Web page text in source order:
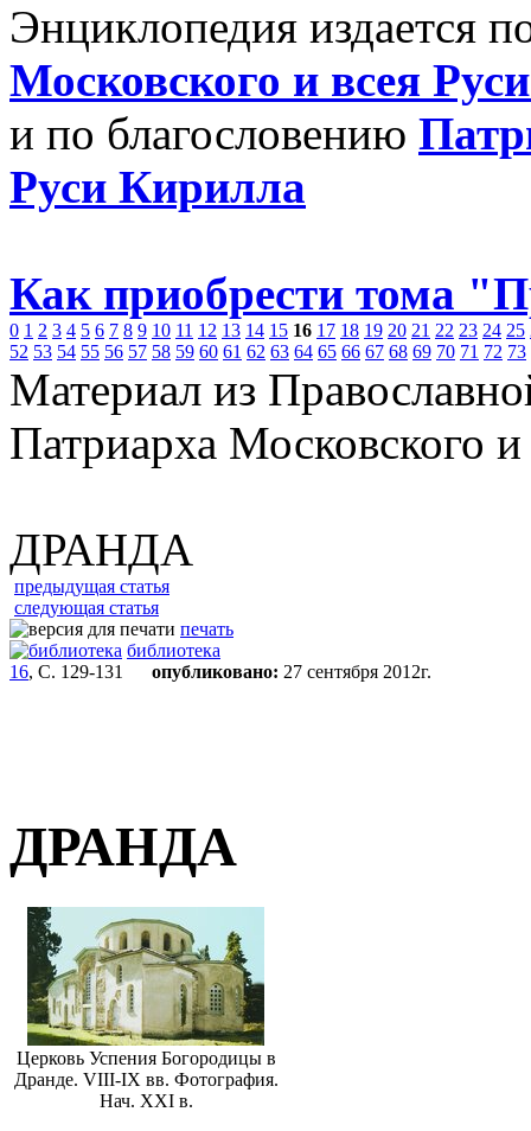
Энциклопедия издается
Московского и всея
и по благословению
Руси Кирилла
Как приобрести тома
0 1 2 3 4 5 6 7 8 9 10 11 12 13 14 15 16 17 18 19 20 21 22 23 24 25
52 53 54 55 56 57 58 59 60 61 62 63 64 65 66 67 68 69 70 71 72 73
Материал из
Патриарха Московского
ДРАНДА
предыдущая статья
следующая статья
печать
библиотека
16, С. 129-131 опубликовано: 27 сентября 2012г.
ДРАНДА
Церковь Успения Богородицы в
Дранде. VIII-IX вв. Фотография.
Нач. XXI в.